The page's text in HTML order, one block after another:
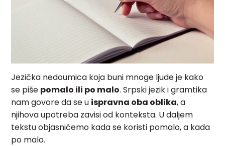
Jezička nedoumica koja buni mnoge ljude je kako
se piše pomalo ili po malo. Srpski jezik i gramtika
nam govore da se u ispravna oba oblika, a
njihova upotreba zavisi od konteksta. U daljem
tekstu objasnićemo kada se koristi pomalo, a kada
po malo.